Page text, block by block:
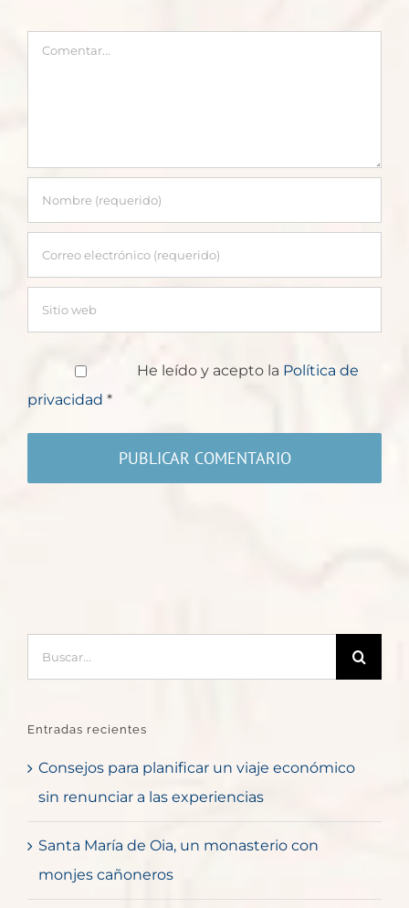
Comentar
He leído y acepto la Política de
privacidad *
Entradas recientes
Consejos para planificar un viaje económico
sin renunciar a las experiencias
Santa María de Oia, un monasterio con
monjes cañoneros